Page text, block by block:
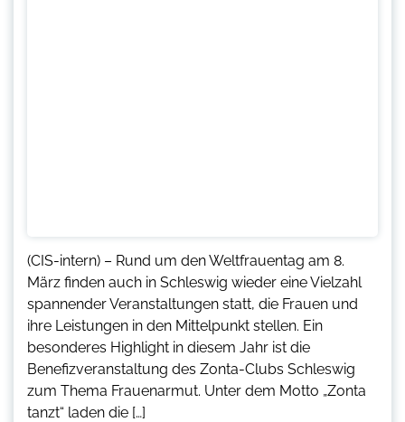
(CIS-intern) – Rund um den Weltfrauentag am 8.
März finden auch in Schleswig wieder eine Vielzahl
spannender Veranstaltungen statt, die Frauen und
ihre Leistungen in den Mittelpunkt stellen. Ein
besonderes Highlight in diesem Jahr ist die
Benefizveranstaltung des Zonta-Clubs Schleswig
zum Thema Frauenarmut. Unter dem Motto „Zonta
tanzt“ laden die […]